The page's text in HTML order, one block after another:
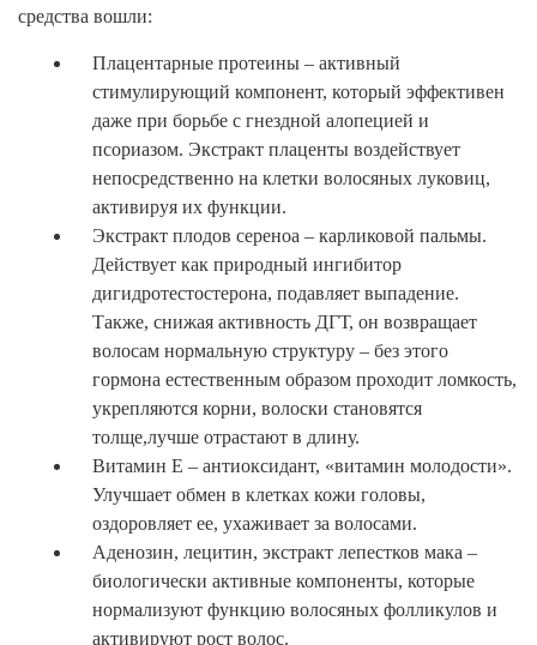
средства вошли:
Плацентарные протеины – активный
стимулирующий компонент, который эффективен
даже при борьбе с гнездной алопецией и
псориазом. Экстракт плаценты воздействует
непосредственно на клетки волосяных луковиц,
активируя их функции.
Экстракт плодов сереноа – карликовой пальмы.
Действует как природный ингибитор
дигидротестостерона, подавляет выпадение.
Также, снижая активность ДГТ, он возвращает
волосам нормальную структуру – без этого
гормона естественным образом проходит ломкость,
укрепляются корни, волоски становятся
толще,лучше отрастают в длину.
Витамин Е – антиоксидант, «витамин молодости».
Улучшает обмен в клетках кожи головы,
оздоровляет ее, ухаживает за волосами.
Аденозин, лецитин, экстракт лепестков мака –
биологически активные компоненты, которые
нормализуют функцию волосяных фолликулов и
активируют рост волос.